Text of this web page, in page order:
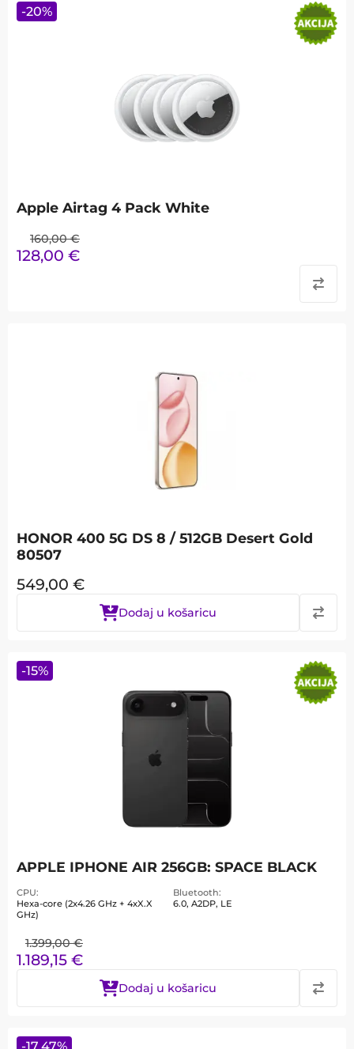
Apple Airtag 4 Pack White
160,00 €
128,00 €
-20%
HONOR 400 5G DS 8 / 512GB Desert Gold
80507
549,00 €
Dodaj u košaricu
APPLE IPHONE AIR 256GB: SPACE BLACK
CPU
Hexa-core (2x4.26 GHz + 4xX.X
GHz)
Bluetooth
6.0, A2DP, LE
1.399,00 €
1.189,15 €
Dodaj u košaricu
-15%
-17,47%